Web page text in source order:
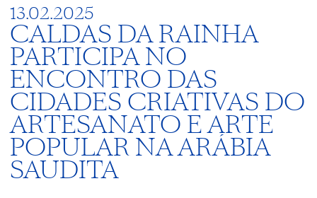
13.02.2025
CALDAS DA RAINHA
PARTICIPA NO
ENCONTRO DAS
CIDADES CRIATIVAS DO
ARTESANATO E ARTE
POPULAR NA ARÁBIA
SAUDITA